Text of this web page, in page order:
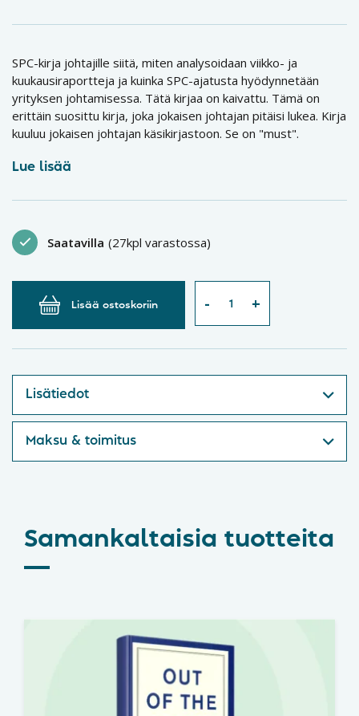
SPC-kirja johtajille siitä, miten analysoidaan viikko- ja
kuukausiraportteja ja kuinka SPC-ajatusta hyödynnetään
yrityksen johtamisessa. Tätä kirjaa on kaivattu. Tämä on
erittäin suosittu kirja, joka jokaisen johtajan pitäisi lukea. Kirja
kuuluu jokaisen johtajan käsikirjastoon. Se on "must".
Lue lisää
Saatavilla (27kpl varastossa)
Lisää ostoskoriin
Lisätiedot
Maksu & toimitus
Samankaltaisia tuotteita